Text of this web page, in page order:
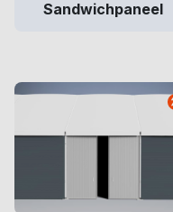
Sandwichpaneel